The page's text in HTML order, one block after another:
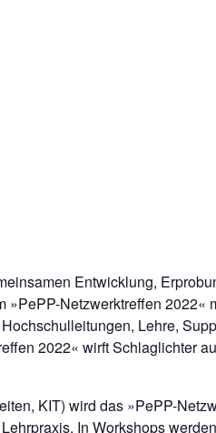
Entwicklung,
Netzwerktreffen 2022«
Lehre,
2022« wirft Schlaglichter
KIT) wird das »PePP-
In Workshops